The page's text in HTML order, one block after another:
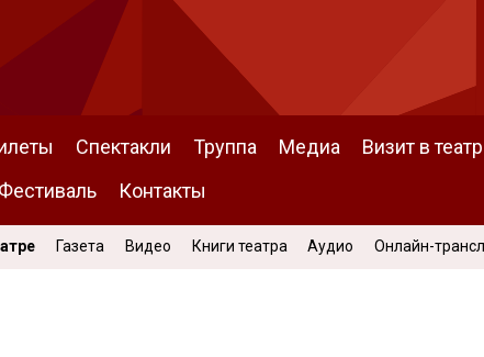
Спектакли Труппа Медиа Визит в театр
Фестиваль Контакты
Газета Видео Книги театра Аудио Онлайн-